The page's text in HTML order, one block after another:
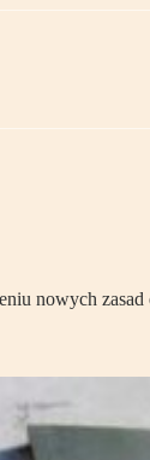
nowych zasad